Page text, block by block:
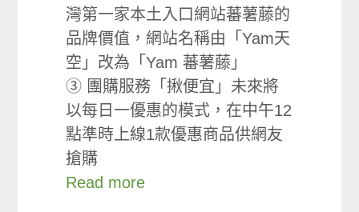
灣第一家本土入口網站蕃薯藤的
品牌價值，網站名稱由「Yam天
空」改為「Yam 蕃薯藤」
③ 團購服務「揪便宜」未來將
以每日一優惠的模式，在中午12
點準時上線1款優惠商品供網友
搶購
Read more